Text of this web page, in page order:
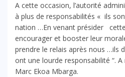
A cette occasion, l’autorité
à plus de responsabilités « ils
nation …En venant présider
encourager et booster leur
prendre le relais après nous …ils
ont une lourde responsabilité “.
Marc Ekoa Mbarga.